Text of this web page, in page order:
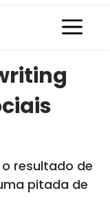
resultado de
pitada de